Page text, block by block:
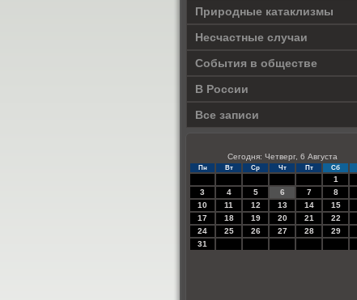
Природные катаклизмы
Несчастные случаи
События в обществе
В России
Все записи
Сегодня: Четверг, 6 Августа
Пн Вт Ср Чт Пт Сб
1
3
4 5 6 7 8
10
11 12 13 14 15
17
18 19 20 21 22
24
25 26 27 28 29
31